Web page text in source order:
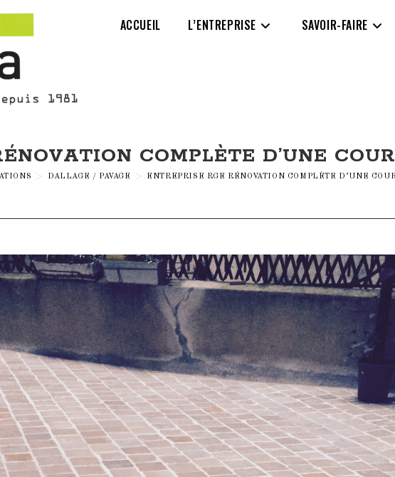
ACCUEIL L’ENTREPRISE SAVOIR-FAIRE
COMPLÈTE D’UNE
> DALLAGE / PAVAGE > ENTREPRISE RGE RÉNOVATION COMPLÈTE D’UNE